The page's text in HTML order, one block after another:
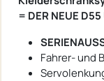
= DER NEUE
Fahrer- und